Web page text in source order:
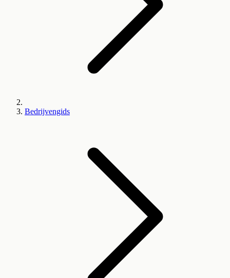
Bedrijvengids